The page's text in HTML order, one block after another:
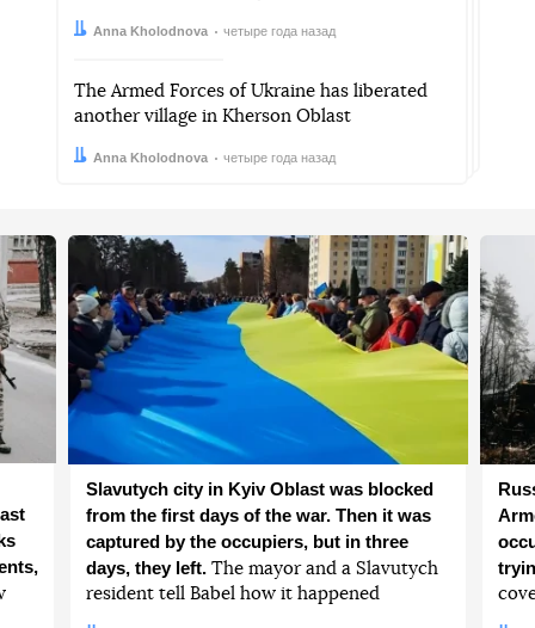
Автор:Anna Kholodnova
Дата: четыре года назад
The Armed Forces of Ukraine has liberated
another village in Kherson Oblast
Автор:Anna Kholodnova
Дата: четыре года назад
Slavutych city in Kyiv Oblast was blocked
from the first days of the war. Then it was
captured by the occupiers, but in three
days, they left. The mayor and a Slavutych
resident tell Babel how it happened